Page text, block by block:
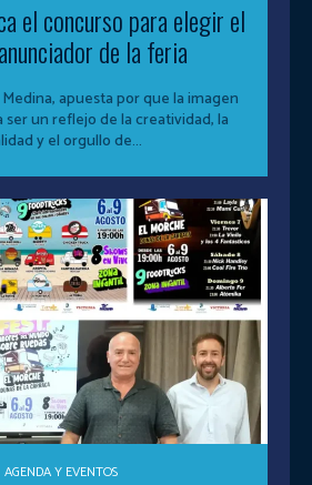
el concurso para elegir el
de la feria
apuesta por que la imagen
ser un reflejo de la creatividad, la
y el orgullo de...
AGENDA Y EVENTOS